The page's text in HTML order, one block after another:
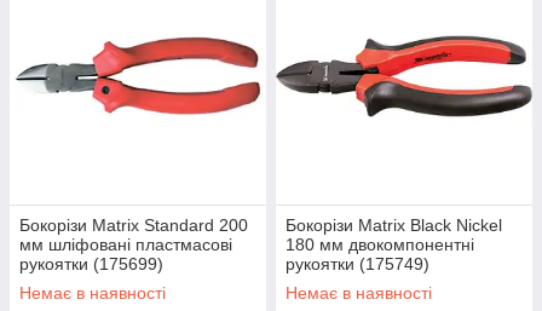
Бокорізи Matrix Standard 200
мм шліфовані пластмасові
рукоятки (175699)
Немає в наявності
Бокорізи Matrix Black Nickel
180 мм двокомпонентні
рукоятки (175749)
Немає в наявності